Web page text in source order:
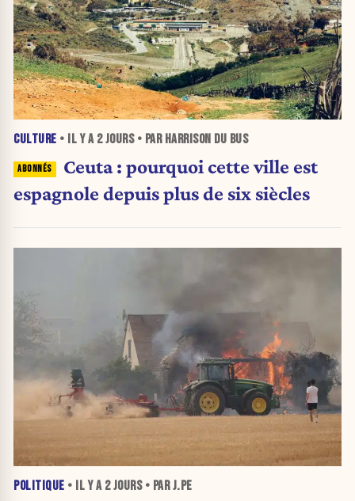
CULTURE • IL Y A 2 JOURS• PAR HARRISON DU BUS
Ceuta : pourquoi cette ville est
espagnole depuis plus de six siècles
POLITIQUE • IL Y A 2 JOURS• PAR J.PE